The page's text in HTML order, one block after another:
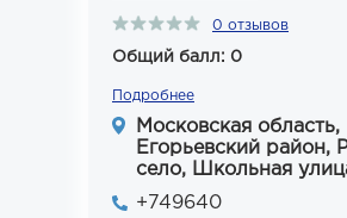
0 отзывов
Общий балл: 0
Подробнее
Московская область,
Егорьевский район,
село, Школьная
+749640